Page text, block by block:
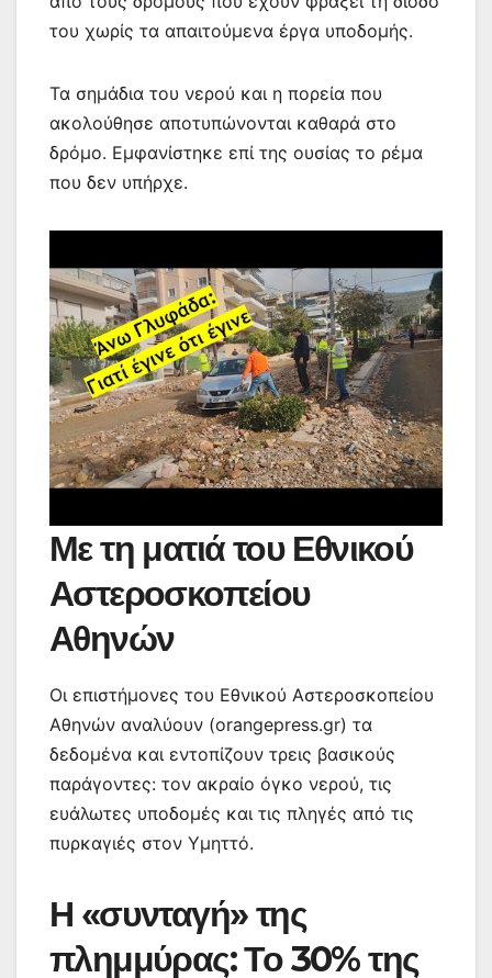
του χωρίς τα απαιτούμενα έργα υποδομής.
Τα σημάδια του νερού και η πορεία που
ακολούθησε αποτυπώνονται καθαρά στο
δρόμο. Εμφανίστηκε επί της ουσίας το ρέμα
που δεν υπήρχε.
Με τη ματιά του Εθνικού
Αστεροσκοπείου
Αθηνών
Οι επιστήμονες του Εθνικού Αστεροσκοπείου
Αθηνών αναλύουν (orangepress.gr) τα
δεδομένα και εντοπίζουν τρεις βασικούς
παράγοντες: τον ακραίο όγκο νερού, τις
ευάλωτες υποδομές και τις πληγές από τις
πυρκαγιές στον Υμηττό.
Η «συνταγή» της
πλημμύρας: Το 30% της